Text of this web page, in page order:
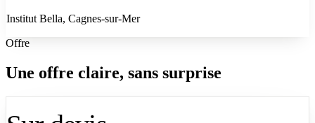
Institut Bella, Cagnes-sur-Mer
Offre
Une offre claire, sans surprise